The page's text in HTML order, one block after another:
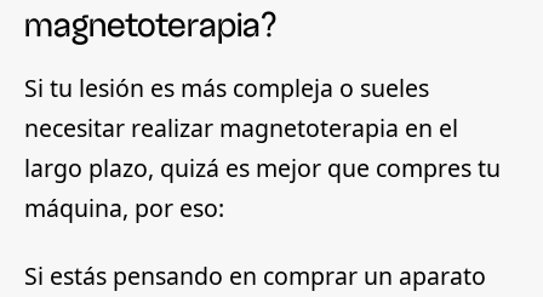
magnetoterapia?
Si tu lesión es más compleja o sueles
necesitar realizar magnetoterapia en el
largo plazo, quizá es mejor que compres tu
máquina, por eso:
Si estás pensando en comprar un aparato